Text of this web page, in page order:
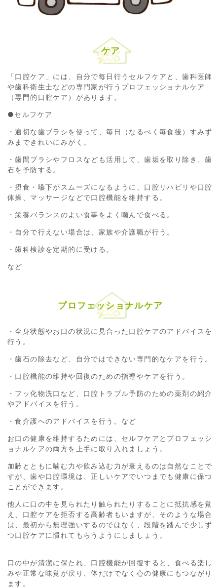
ケア
「口腔ケア」には、自分で毎日行うセルフケアと、歯科医師
や歯科衛生士などの専門家が行うプロフェッショナルケア
（専門的口腔ケア）があります。
●セルフケア
・適切な歯ブラシを使って、毎日（なるべく毎食後）すみず
みまできれいにみがく。
・歯間ブラシやフロスなども活用して、歯垢を取り除き、歯
石を予防する。
・摂食・嚥下がスムーズになるように、口腔リハビリや口腔
体操、マッサージなどで口腔機能を維持する。
・栄養バランスのよい食事をよく噛んで食べる。
・自分で行えない場合は、家族や介護職が行う。
・歯科検診を定期的に受ける。
など
プロフェッショナルケア
・全身状態やお口の状況に見合った口腔ケアのアドバイスを
行う。
・歯石の除去など、自分ではできない専門的なケアを行う。
・口腔機能の維持や回復のための指導やケアを行う。
・フッ化物洗口など、口腔トラブル予防のための薬剤の紹介
やアドバイスを行う。
・食介護へのアドバイスを行う。など
お口の健康を維持するためには、セルフケアとプロフェッシ
ョナルケアの両方を上手に取り入れましょう。
加齢とともに噛む力や飲み込む力が衰えるのは自然なことで
すが、歯や口腔環境は、正しいケアでいつまでも健康に保つ
ことができます。
他人に口の中を見られたり触られたりすることに抵抗感を覚
え、口腔ケアを拒否する高齢者もいますが、そのような場合
は、最初から無理強いするのではなく、段階を踏んで少しず
つ口腔ケアに慣れてもらうようにしましょう。
口の中が清潔に保たれ、口腔機能が回復すると、食べる楽し
みや正常な味覚が戻り、体だけでなく心の健康にもつながり
ます。